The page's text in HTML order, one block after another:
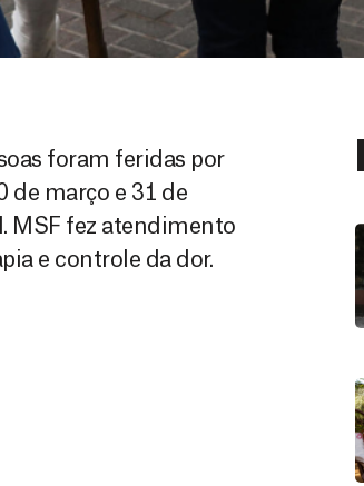
foram feridas por
de março e 31 de
MSF fez atendimento
e controle da dor.